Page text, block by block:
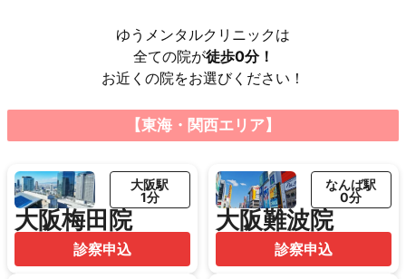
ゆうメンタルクリニックは
全ての院が徒歩0分！
お近くの院をお選びください！
【東海・関西エリア】
大阪梅田院
大阪駅
1分
診察申込
大阪難波院
なんば駅
0分
診察申込